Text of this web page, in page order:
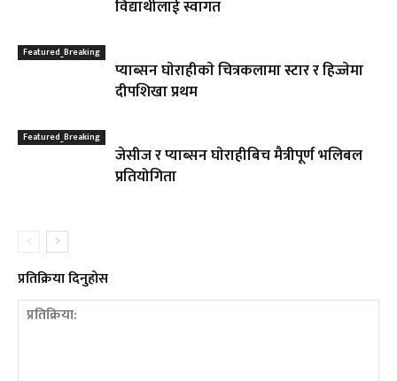
विद्यार्थीलाई स्वागत
Featured_Breaking
प्याब्सन घाेराहीकाे चित्रकलामा स्टार र हिज्जेमा
दीपशिखा प्रथम
Featured_Breaking
जेसीज र प्याब्सन घाेराहीबिच मैत्रीपूर्ण भलिबल
प्रतियोगिता
प्रतिक्रिया दिनुहोस